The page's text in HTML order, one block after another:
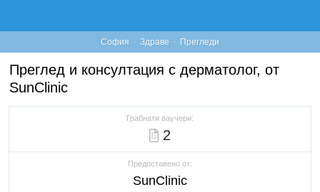
София · Здраве · Прегледи
Преглед и консултация с дерматолог, от
SunClinic
Грабнати ваучери:
2
Предоставено от:
SunClinic